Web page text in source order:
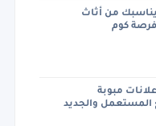
يناسبك من أثاث
كوم
مبوبة
المستعمل والجديد